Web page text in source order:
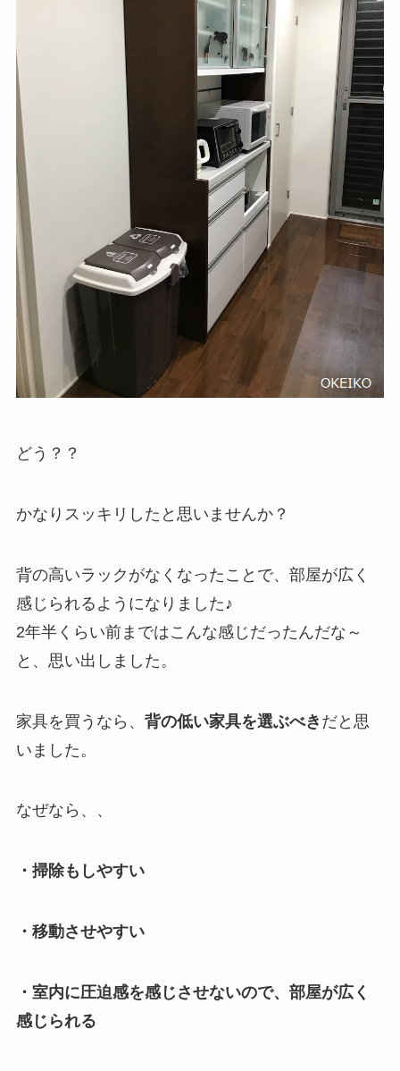
どう？？
かなりスッキリしたと思いませんか？
背の高いラックがなくなったことで、部屋が広く
感じられるようになりました♪
2年半くらい前まではこんな感じだったんだな～
と、思い出しました。
家具を買うなら、 背の低い家具を選ぶべき だと思
いました。
なぜなら、、
・掃除もしやすい
・移動させやすい
・室内に圧迫感を感じさせないので、部屋が広く
感じられる